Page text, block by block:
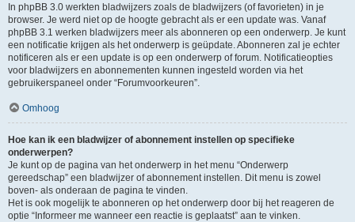
In phpBB 3.0 werkten bladwijzers zoals de bladwijzers (of favorieten) in je
browser. Je werd niet op de hoogte gebracht als er een update was. Vanaf
phpBB 3.1 werken bladwijzers meer als abonneren op een onderwerp. Je kunt
een notificatie krijgen als het onderwerp is geüpdate. Abonneren zal je echter
notificeren als er een update is op een onderwerp of forum. Notificatieopties
voor bladwijzers en abonnementen kunnen ingesteld worden via het
gebruikerspaneel onder “Forumvoorkeuren”.
Omhoog
Hoe kan ik een bladwijzer of abonnement instellen op specifieke
onderwerpen?
Je kunt op de pagina van het onderwerp in het menu “Onderwerp
gereedschap” een bladwijzer of abonnement instellen. Dit menu is zowel
boven- als onderaan de pagina te vinden.
Het is ook mogelijk te abonneren op het onderwerp door bij het reageren de
optie “Informeer me wanneer een reactie is geplaatst” aan te vinken.